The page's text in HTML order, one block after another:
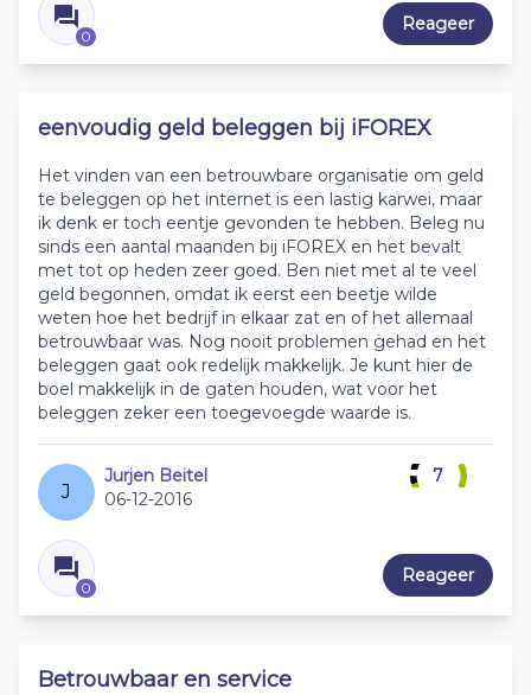
0
Reageer
eenvoudig geld beleggen bij iFOREX
Het vinden van een betrouwbare organisatie om geld
te beleggen op het internet is een lastig karwei, maar
ik denk er toch eentje gevonden te hebben. Beleg nu
sinds een aantal maanden bij iFOREX en het bevalt
met tot op heden zeer goed. Ben niet met al te veel
geld begonnen, omdat ik eerst een beetje wilde
weten hoe het bedrijf in elkaar zat en of het allemaal
betrouwbaar was. Nog nooit problemen gehad en het
beleggen gaat ook redelijk makkelijk. Je kunt hier de
boel makkelijk in de gaten houden, wat voor het
beleggen zeker een toegevoegde waarde is.
J
Jurjen Beitel
06-12-2016
0
7
Reageer
Betrouwbaar en service